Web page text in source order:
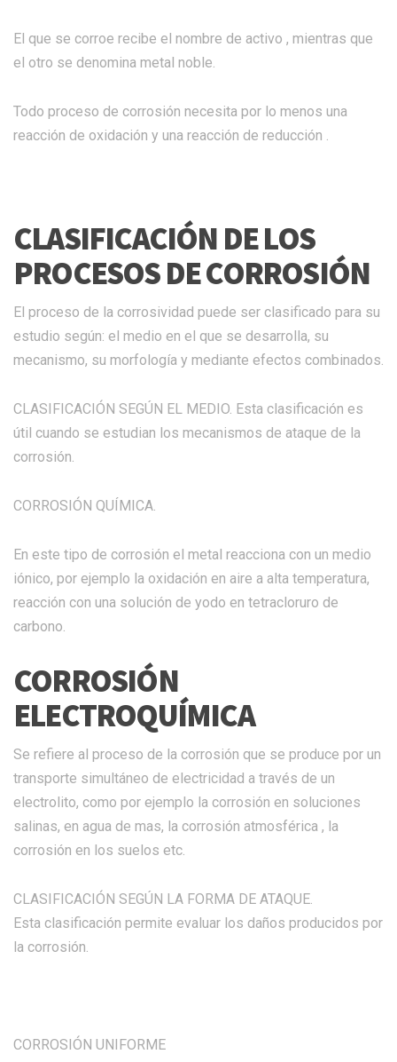
El que se corroe recibe el nombre de activo , mientras que
el otro se denomina metal noble.
Todo proceso de corrosión necesita por lo menos una
reacción de oxidación y una reacción de reducción .
CLASIFICACIÓN DE LOS
PROCESOS DE CORROSIÓN
El proceso de la corrosividad puede ser clasificado para su
estudio según: el medio en el que se desarrolla, su
mecanismo, su morfología y mediante efectos combinados.
CLASIFICACIÓN SEGÚN EL MEDIO. Esta clasificación es
útil cuando se estudian los mecanismos de ataque de la
corrosión.
CORROSIÓN QUÍMICA.
En este tipo de corrosión el metal reacciona con un medio
iónico, por ejemplo la oxidación en aire a alta temperatura,
reacción con una solución de yodo en tetracloruro de
carbono.
CORROSIÓN
ELECTROQUÍMICA
Se refiere al proceso de la corrosión que se produce por un
transporte simultáneo de electricidad a través de un
electrolito, como por ejemplo la corrosión en soluciones
salinas, en agua de mas, la corrosión atmosférica , la
corrosión en los suelos etc.
CLASIFICACIÓN SEGÚN LA FORMA DE ATAQUE.
Esta clasificación permite evaluar los daños producidos por
la corrosión.
CORROSIÓN UNIFORME